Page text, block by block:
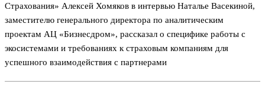
Страхования» Алексей Хомяков в интервью Наталье Васекиной,
заместителю генерального директора по аналитическим
проектам АЦ «Бизнесдром», рассказал о специфике работы с
экосистемами и требованиях к страховым компаниям для
успешного взаимодействия с партнерами